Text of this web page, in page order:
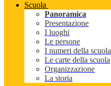
Scuola
Panoramica
Presentazione
I luoghi
Le persone
I numeri della scuola
Le carte della scuola
Organizzazione
La storia